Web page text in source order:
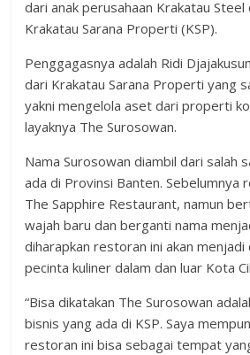
dari anak perusahaan Krakatau Steel
Krakatau Sarana Properti (KSP).
Penggagasnya adalah Ridi
dari Krakatau Sarana Properti yang
yakni mengelola aset dari properti
layaknya The Surosowan.
Nama Surosowan diambil dari salah
ada di Provinsi Banten. Sebelumnya
The Sapphire Restaurant, namun
wajah baru dan berganti nama
diharapkan restoran ini akan
pecinta kuliner dalam dan luar Kota
“Bisa dikatakan The Surosowan
bisnis yang ada di KSP. Saya
restoran ini bisa sebagai tempat